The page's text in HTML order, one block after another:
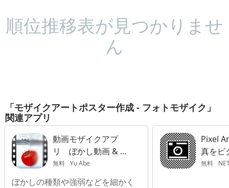
順位推移表が見つかりませ
ん
「モザイクアートポスター作成 - フォトモザイク」
関連アプリ
動画モザイクアプ
リ ぼかし動画 & モ
ザイク動画
無料 Yu Abe
ぼかしの種類や強弱などを細かく
Pixel
真をピ
に変身
無料 NET